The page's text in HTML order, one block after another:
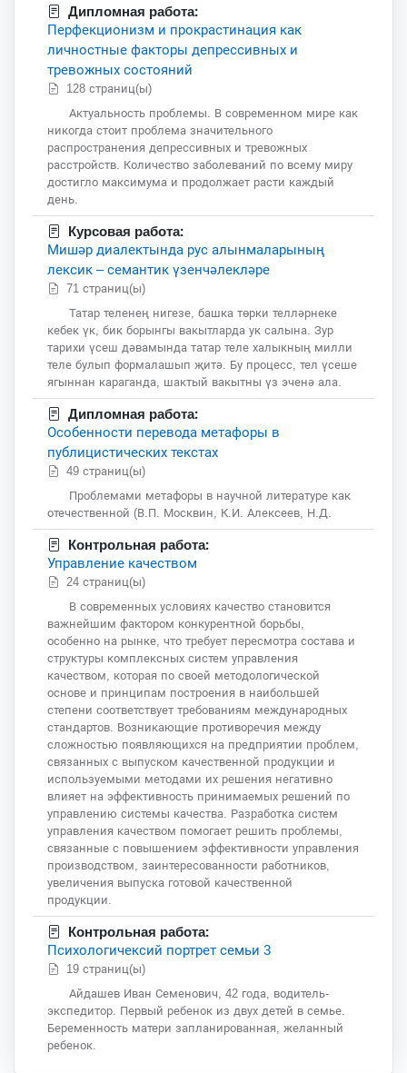
Дипломная работа:
Перфекционизм и прокрастинация как
личностные факторы депрессивных и
тревожных состояний
128 страниц(ы)
Актуальность проблемы. В современном мире как
никогда стоит проблема значительного
распространения депрессивных и тревожных
расстройств. Количество заболеваний по всему миру
достигло максимума и продолжает расти каждый
день.
Курсовая работа:
Мишәр диалектында рус алынмаларының
лексик – семантик үзенчәлекләре
71 страниц(ы)
Татар теленең нигезе, башка төрки телләрнеке
кебек үк, бик борынгы вакытларда ук салына. Зур
тарихи үсеш дәвамында татар теле халыкның милли
теле булып формалашып җитә. Бу процесс, тел үсеше
ягыннан караганда, шактый вакытны үз эченә ала.
Дипломная работа:
Особенности перевода метафоры в
публицистических текстах
49 страниц(ы)
Проблемами метафоры в научной литературе как
отечественной (В.П. Москвин, К.И. Алексеев, Н.Д.
Контрольная работа:
Управление качеством
24 страниц(ы)
В современных условиях качество становится
важнейшим фактором конкурентной борьбы,
особенно на рынке, что требует пересмотра состава и
структуры комплексных систем управления
качеством, которая по своей методологической
основе и принципам построения в наибольшей
степени соответствует требованиям международных
стандартов. Возникающие противоречия между
сложностью появляющихся на предприятии проблем,
связанных с выпуском качественной продукции и
используемыми методами их решения негативно
влияет на эффективность принимаемых решений по
управлению системы качества. Разработка систем
управления качеством помогает решить проблемы,
связанные с повышением эффективности управления
производством, заинтересованности работников,
увеличения выпуска готовой качественной
продукции.
Контрольная работа:
Психологичексий портрет семьи 3
19 страниц(ы)
Айдашев Иван Семенович, 42 года, водитель-
экспедитор. Первый ребенок из двух детей в семье.
Беременность матери запланированная, желанный
ребенок.